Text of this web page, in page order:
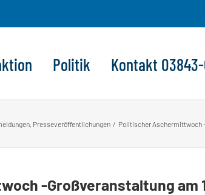
Politik Kontakt 03843-
Presseveröffentlichungen Politischer Aschermittwoch
-Großveranstaltung am